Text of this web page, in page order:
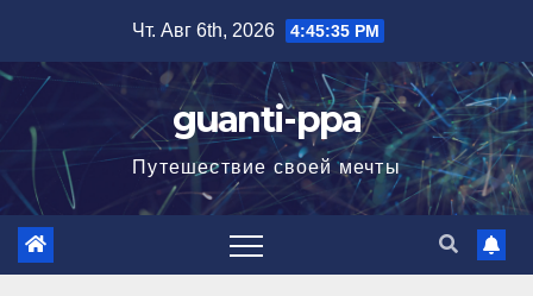
содержимому
Чт. Авг 6th, 2026 4:45:37 PM
guanti-ppa
Путешествие своей мечты